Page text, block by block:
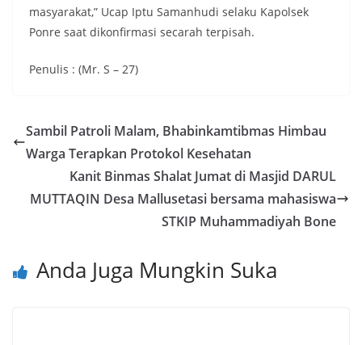
masyarakat,” Ucap Iptu Samanhudi selaku Kapolsek
Ponre saat dikonfirmasi secarah terpisah.
Penulis : (Mr. S – 27)
Sambil Patroli Malam, Bhabinkamtibmas Himbau
Warga Terapkan Protokol Kesehatan
Kanit Binmas Shalat Jumat di Masjid DARUL
MUTTAQIN Desa Mallusetasi bersama mahasiswa
STKIP Muhammadiyah Bone
Anda Juga Mungkin Suka